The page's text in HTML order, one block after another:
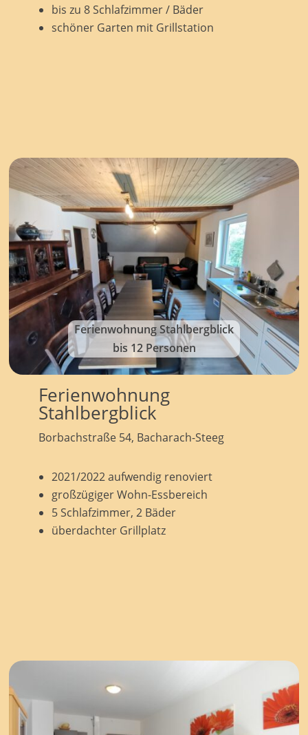
bis zu 8 Schlafzimmer / Bäder
schöner Garten mit Grillstation
Ferienwohnung Stahlbergblick
bis 12 Personen
Ferienwohnung
Stahlbergblick
Borbachstraße 54, Bacharach-Steeg
2021/2022 aufwendig renoviert
großzügiger Wohn-Essbereich
5 Schlafzimmer, 2 Bäder
überdachter Grillplatz